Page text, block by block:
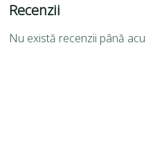
Recenzii
Nu există recenzii până